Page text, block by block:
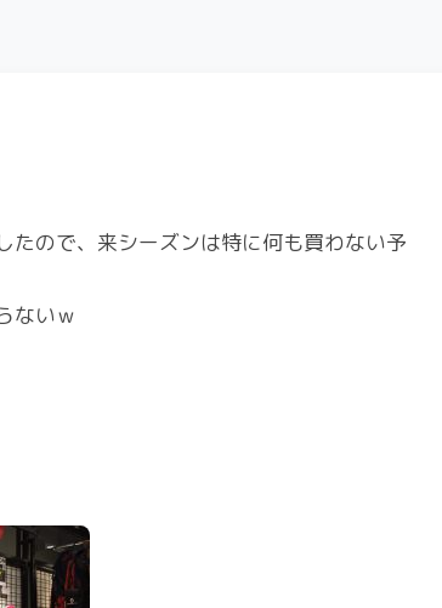
ので、来シーズンは特に何も買わない予
ないｗ